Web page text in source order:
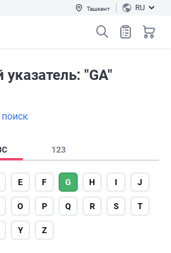
Ташкент RU
"GA"
123
E F G H I J
O P Q R S T
Y Z